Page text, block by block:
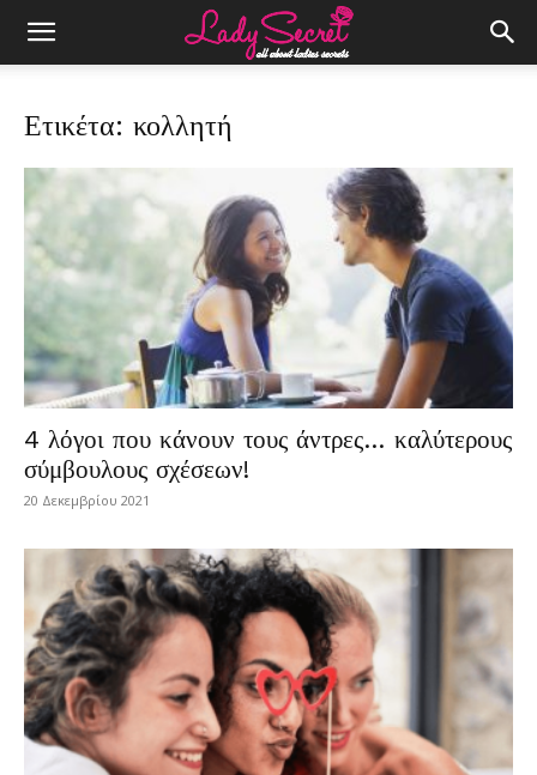
Ετικέτα: κολλητή
4 λόγοι που κάνουν τους άντρες… καλύτερους
σύμβουλους σχέσεων!
20 Δεκεμβρίου 2021